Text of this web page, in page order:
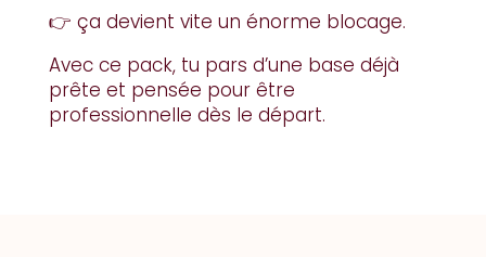
👉 ça devient vite un énorme blocage.
Avec ce pack, tu pars d’une base déjà
prête et pensée pour être
professionnelle dès le départ.